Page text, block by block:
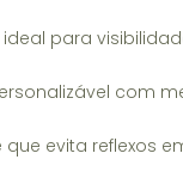
para
com
evita reflexos